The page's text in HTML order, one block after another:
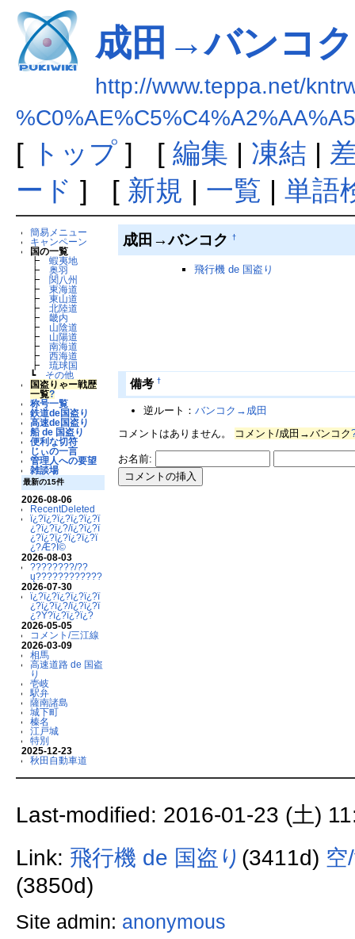
成田→バンコク
http://www.teppa.net/
[ トップ] [ 編集 | 凍結 |
ード ] [ 新規 | 一覧 | 単語
簡易メニュー
キャンペーン
国の一覧
┣蝦夷地
┣奥羽
┣ 関八州
┣東海道
┣東山道
┣北陸道
┣畿内
┣ 山陰道
┣ 山陽道
┣南海道
┣西海道
┣琉球国
┗ その他
国盗りゃー戦歴
一覧?
称号一覧
鉄道de国盗り
高速de国盗り
船 de 国盗り
便利な切符
じぃの一言
管理人への要望
雑談場
最新の15件
2026-08-06
RecentDeleted
ï¿?ï¿?ï¿?ï¿?ï¿?ï
¿?ï¿?ï¿?/ï¿?ï¿?ï
¿?ï¿?ï¿?ï¿?ï¿?ï
¿?Æ?Ï©
2026-08-03
????????/??
ų????????????
2026-07-30
ï¿?ï¿?ï¿?ï¿?ï¿?ï
¿?ï¿?ï¿?/ï¿?ï¿?ï
¿?Ý?ï¿?ï¿?ï¿?
2026-05-05
コメント/三江線
2026-03-09
相馬
高速道路 de 国盗
り
壱岐
駅弁
薩南諸島
城下町
榛名
江戸城
特別
2025-12-23
秋田自動車道
成田→バンコク †
飛行機 de 国盗り
備考 †
逆ルート：バンコク→成田
コメントはありません。
コメント/成田→バンコク
お名前:
Last-modified: 2016-01-23 (土)
Link: 飛行機 de 国盗り (3411d) 空
(3850d)
Site admin: anonymous